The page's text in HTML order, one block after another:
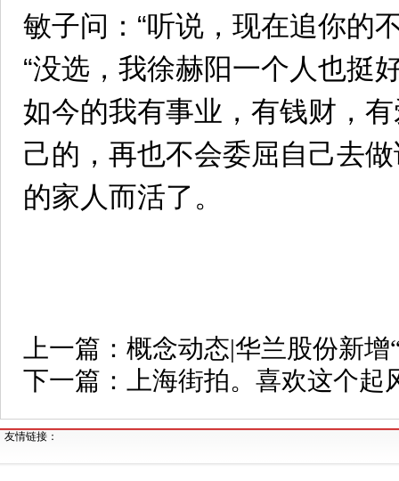
敏子问：“听说，现在追你的
“没选，我徐赫阳一个人也挺
如今的我有事业，有钱财，
己的，再也不会委屈自己去
的家人而活了。
上一篇： 概念动态|华兰股份新增
下一篇：
上海街拍。喜欢这个起
友情链接：